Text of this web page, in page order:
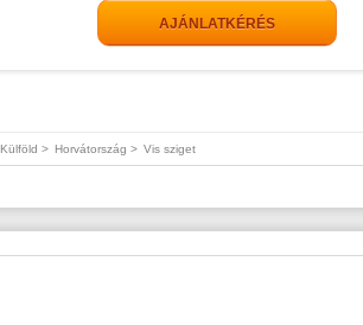
AJÁNLATKÉRÉS
Külföld > Horvátország > Vis sziget